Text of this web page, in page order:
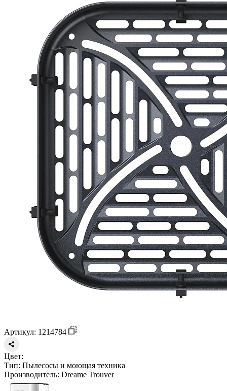
Артикул: 1214784
Цвет:
Тип: Пылесосы и моющая техника
Производитель: Dreame Trouver